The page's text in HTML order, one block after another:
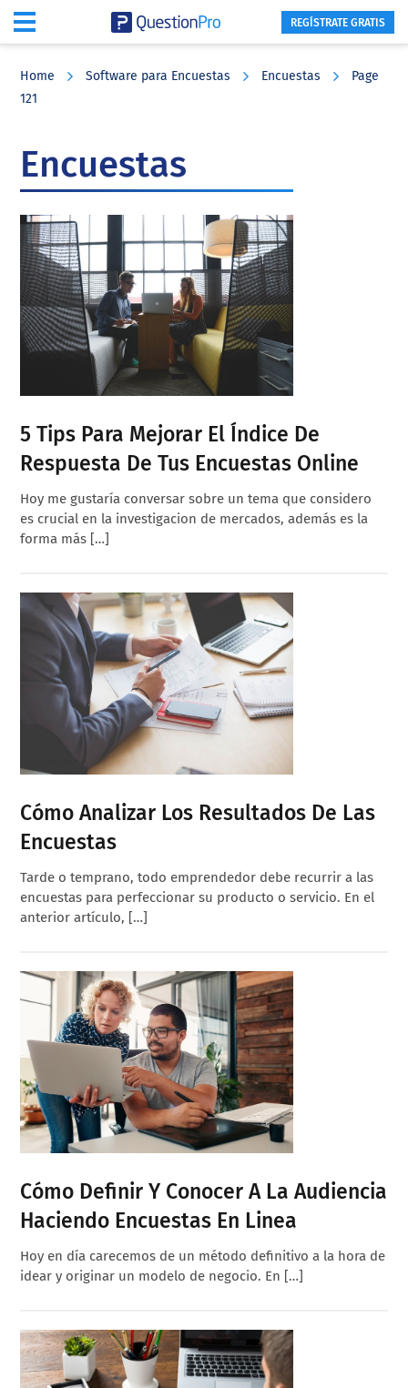
main
primary
footer
REGÍSTRATE GRATIS
Home Software para Encuestas Encuestas
Page
121
Encuestas
5 Tips Para Mejorar El Índice De
Respuesta De Tus Encuestas Online
Hoy me gustaría conversar sobre un tema que considero
es crucial en la investigacion de mercados, además es la
forma más […]
Cómo Analizar Los Resultados De Las
Encuestas
Tarde o temprano, todo emprendedor debe recurrir a las
encuestas para perfeccionar su producto o servicio. En el
anterior artículo, […]
Cómo Definir Y Conocer A La Audiencia
Haciendo Encuestas En Linea
Hoy en día carecemos de un método definitivo a la hora de
idear y originar un modelo de negocio. En […]